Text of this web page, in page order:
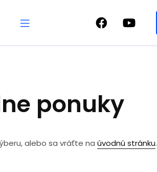
ponuky
alebo sa vráťte na úvodnú stránku.